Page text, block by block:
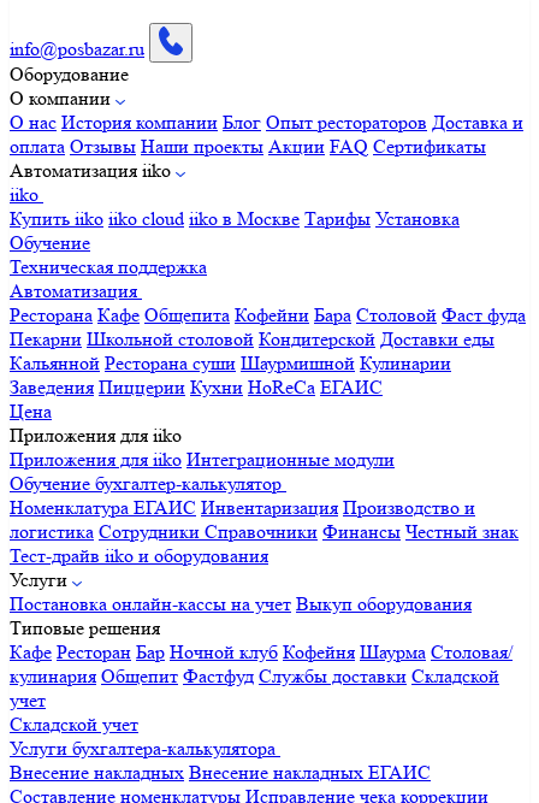
info@posbazar.ru
Оборудование
О компании
О нас История компании Блог Опыт рестораторов Доставка и
оплата Отзывы Наши проекты Акции FAQ Сертификаты
Автоматизация iiko
iiko
Купить iiko iiko cloud iiko в Москве Тарифы Установка
Обучение
Техническая поддержка
Автоматизация
Ресторана Кафе Общепита Кофейни Бара Столовой Фаст фуда
Пекарни Школьной столовой Кондитерской Доставки еды
Кальянной Ресторана суши Шаурмишной Кулинарии
Заведения Пиццерии Кухни HoReCa ЕГАИС
Цена
Приложения для iiko
Приложения для iiko Интеграционные модули
Обучение бухгалтер-калькулятор
Номенклатура ЕГАИС Инвентаризация Производство и
логистика Сотрудники Справочники Финансы Честный знак
Тест-драйв iiko и оборудования
Услуги
Постановка онлайн-кассы на учет Выкуп оборудования
Типовые решения
Кафе Ресторан Бар Ночной клуб Кофейня Шаурма Столовая/
кулинария Общепит Фастфуд Службы доставки Складской
учет
Складской учет
Услуги бухгалтера-калькулятора
Внесение накладных Внесение накладных ЕГАИС
Составление номенклатуры Исправление чека коррекции